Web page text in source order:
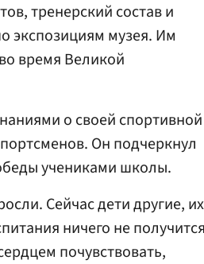
тренерский состав и
экспозициям музея. Им
время Великой
о своей спортивной
Он подчеркнул
учениками школы.
Сейчас дети другие, их
ничего не
почувствовать,